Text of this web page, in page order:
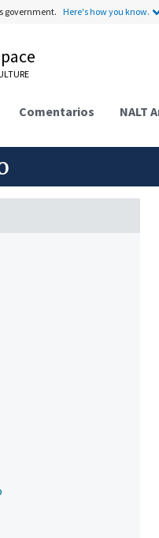
government. Here's how you know.
Comentarios NALT